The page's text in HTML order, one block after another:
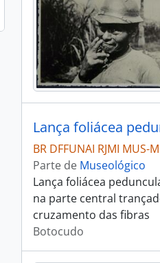
Lança foliácea
BR DFFUNAI RJMI MUS-
Parte de Museológico
Lança foliácea
na parte central
cruzamento das fibras
Botocudo